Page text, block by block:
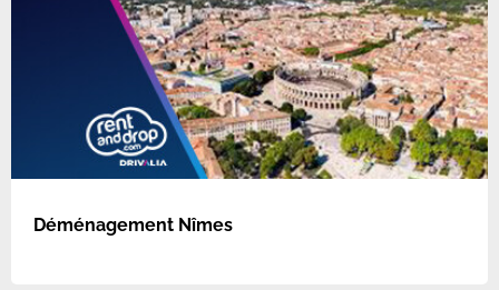
Déménagement Nîmes